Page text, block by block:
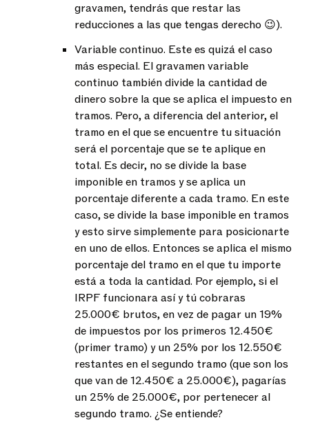
gravamen, tendrás que restar las
reducciones a las que tengas derecho 😉).
Variable continuo. Este es quizá el caso
más especial. El gravamen variable
continuo también divide la cantidad de
dinero sobre la que se aplica el impuesto en
tramos. Pero, a diferencia del anterior, el
tramo en el que se encuentre tu situación
será el porcentaje que se te aplique en
total. Es decir, no se divide la base
imponible en tramos y se aplica un
porcentaje diferente a cada tramo. En este
caso, se divide la base imponible en tramos
y esto sirve simplemente para posicionarte
en uno de ellos. Entonces se aplica el mismo
porcentaje del tramo en el que tu importe
está a toda la cantidad. Por ejemplo, si el
IRPF funcionara así y tú cobraras
25.000€ brutos, en vez de pagar un 19%
de impuestos por los primeros 12.450€
(primer tramo) y un 25% por los 12.550€
restantes en el segundo tramo (que son los
que van de 12.450€ a 25.000€), pagarías
un 25% de 25.000€, por pertenecer al
segundo tramo. ¿Se entiende?